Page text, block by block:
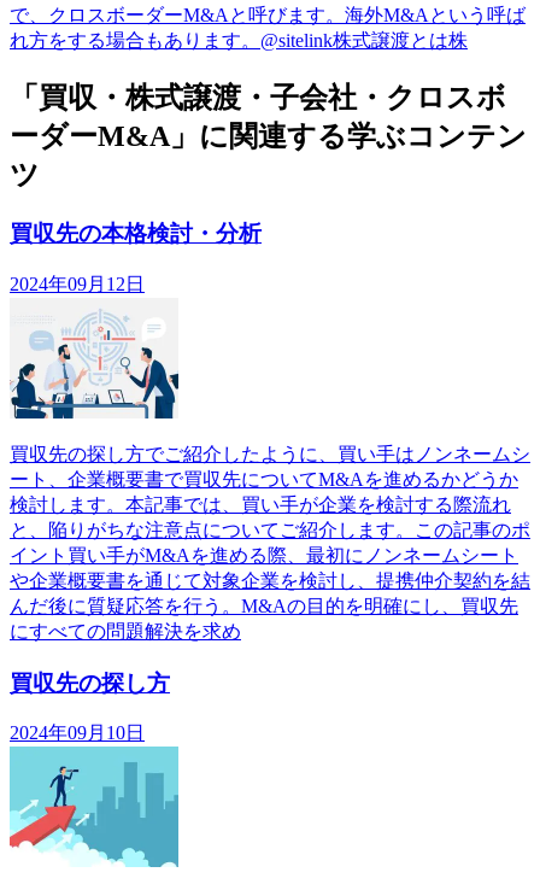
で、クロスボーダーM&Aと呼びます。海外M&Aという呼ば
れ方をする場合もあります。@sitelink株式譲渡とは株
「買収・株式譲渡・子会社・クロスボ
ーダーM&A」に関連する学ぶコンテン
ツ
買収先の本格検討・分析
2024年09月12日
買収先の探し方でご紹介したように、買い手はノンネームシ
ート、企業概要書で買収先についてM&Aを進めるかどうか
検討します。本記事では、買い手が企業を検討する際流れ
と、陥りがちな注意点についてご紹介します。この記事のポ
イント買い手がM&Aを進める際、最初にノンネームシート
や企業概要書を通じて対象企業を検討し、提携仲介契約を結
んだ後に質疑応答を行う。M&Aの目的を明確にし、買収先
にすべての問題解決を求め
買収先の探し方
2024年09月10日